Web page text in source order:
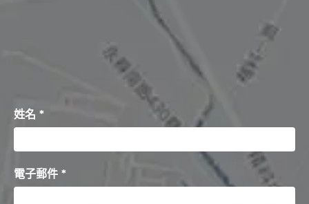
姓名 *
電子郵件 *